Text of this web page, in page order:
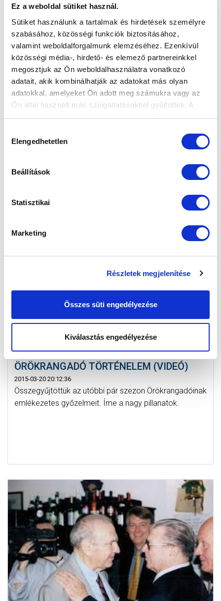
Ez a weboldal sütiket használ.
Sütiket használunk a tartalmak és hirdetések személyre
szabásához, közösségi funkciók biztosításához,
valamint weboldalforgalmunk elemzéséhez. Ezenkívül
közösségi média-, hirdető- és elemező partnereinkkel
megosztjuk az Ön weboldalhasználatra vonatkozó
adatait, akik kombinálhatják az adatokat más olyan
adatokkal, amelyeket Ön adott meg számukra vagy az
Ön által használt más szolgáltatásokból gyűjtöttek. A
weboldalon való böngészés folytatásával Ön hozzájárul a
kiválasztása
Elengedhetetlen
Beállítások
Statisztikai
Marketing
Részletek megjelenítése
Összes süti engedélyezése
Kiválasztás engedélyezése
ÖRÖKRANGADÓ
Vasárnap 16:30-kor ismét Ferencváros – MTK
Budapest mérkőzés. Az 1903-ban kezdődött sorozat
ÖRÖKRANGADÓ TÖRTÉNELEM (VIDEÓ)
2015-03-20 20:12:36
Összegyűjtöttük az utóbbi pár szezon Örökrangadóinak
emlékezetes győzelmeit. Íme a nagy pillanatok.